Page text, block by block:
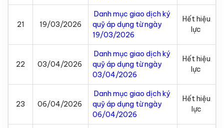
21 19/03/2026
Danh mục giao dịch ký
quỹ áp dụng từ ngày
19/03/2026
Hết hiệu
lực
22 03/04/2026
Danh mục giao dịch ký
quỹ áp dụng từ ngày
03/04/2026
Hết hiệu
lực
23 06/04/2026
Danh mục giao dịch ký
quỹ áp dụng từ ngày
06/04/2026
Hết hiệu
lực